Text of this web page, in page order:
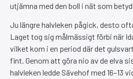
utjämna med den boll i nät som
Ju längre halvleken pågick, desto
Laget tog sig målmässigt förbi när
vilket kom i en period där det
fint. Genom att göra nio av de elva
halvleken ledde Sävehof med 16–13